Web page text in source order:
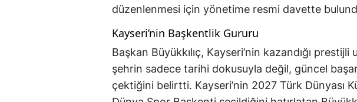
düzenlenmesi için yönetime resmi davette
Kayseri’nin Başkentlik Gururu
Başkan Büyükkılıç, Kayseri’nin kazandığı
şehrin sadece tarihi dokusuyla değil, güncel
çektiğini belirtti. Kayseri’nin 2027 Türk Dünyası